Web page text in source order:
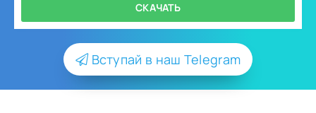
СКАЧАТЬ
Вступай в наш Telegram